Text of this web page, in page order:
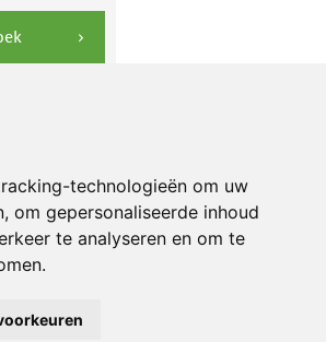
technologieën om uw
om gepersonaliseerde inhoud
te analyseren en om te